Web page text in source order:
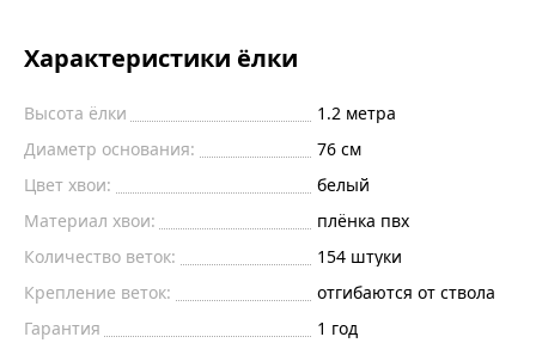
Характеристики ёлки
Высота ёлки 1.2 метра
Диаметр основания:
76 см
Цвет хвои:
белый
Материал хвои:
плёнка пвх
Количество веток:
154 штуки
Крепление веток:
отгибаются от ствола
Гарантия
1 год